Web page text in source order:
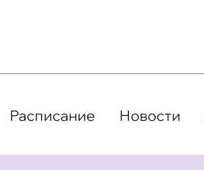
Расписание Новости